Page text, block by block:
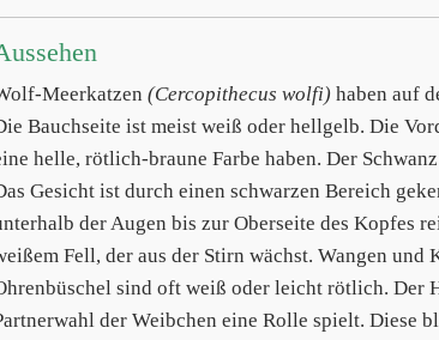
Meerkatzen (Cercopithecus wolfi) haben auf
Bauchseite ist meist weiß oder hellgelb. Die
helle, rötlich-braune Farbe haben. Der
Gesicht ist durch einen schwarzen Bereich
der Augen bis zur Oberseite des Kopfes
Fell, der aus der Stirn wächst. Wangen
sind oft weiß oder leicht rötlich. Der
der Weibchen eine Rolle spielt. Diese